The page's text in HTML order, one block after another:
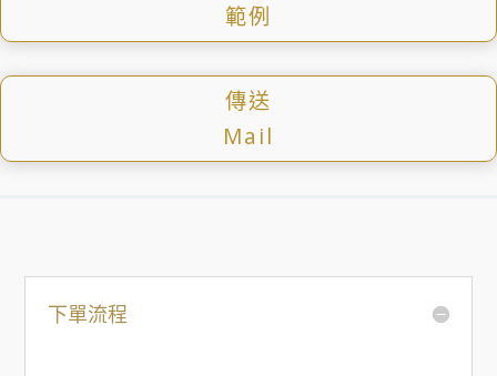
範例
傳送
Mail
下單流程